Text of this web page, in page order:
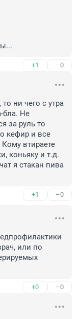
+1 –0
ни чего с утра
бла. Не
за руль то
кефир и все
втираете
коньяку и т.д.
я стакан пива
+1 –0
или по
+0 –0